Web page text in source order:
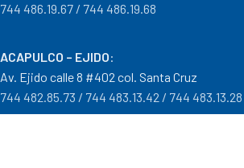
744 486.19.67 / 744 486.19.68
ACAPULCO – EJIDO:
Av. Ejido calle 8 #402 col. Santa Cruz
744 482.85.73 / 744 483.13.42 / 744 483.13.28